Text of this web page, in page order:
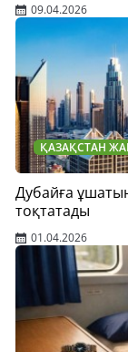
09.04.2026
ҚАЗАҚСТАН
Дубайға
тоқтатады
01.04.2026